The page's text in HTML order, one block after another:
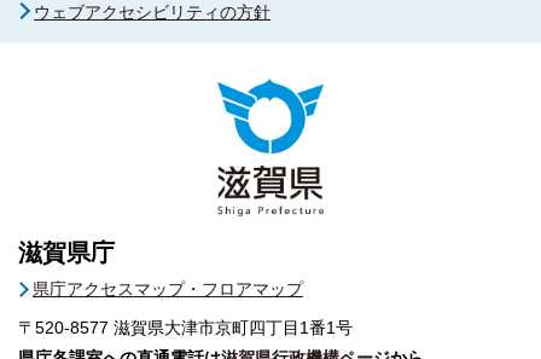
ウェブアクセシビリティの方針
滋賀県庁
県庁アクセスマップ・フロアマップ
〒520-8577 滋賀県大津市京町四丁目1番1号